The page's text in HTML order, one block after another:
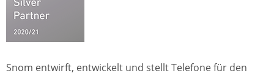
Snom entwirft, entwickelt und stellt Telefone für den